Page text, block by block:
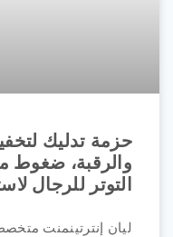
حزمة تدليك
والرقبة، ضغوط
التوتر للرجال
ليان إنترتينمنت